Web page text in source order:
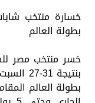
بطولة العالم
خسر منتخب مصر